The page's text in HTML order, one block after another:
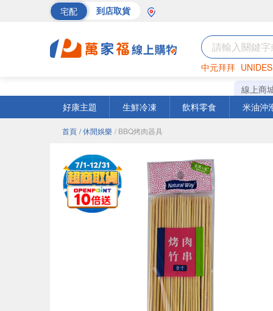
宅配 到店取貨
中元拜拜
罐頭 海苔
線上商
好康主題
生鮮冷凍 飲料零食 米油沖
首頁 / 休閒娛樂 / BBQ烤肉器具